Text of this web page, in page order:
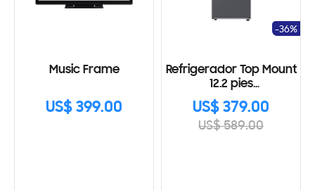
Music Frame
US$ 399.00
Refrigerador Top Mount
12.2 pies
RT35DG5124S9AP, Wifi
US$ 379.00
US$ 589.00
-36%